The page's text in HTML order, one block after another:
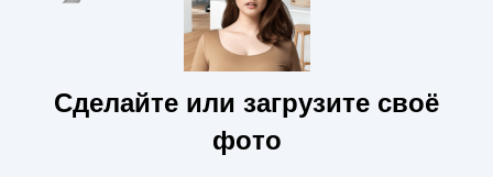
Сделайте или загрузите своё
фото